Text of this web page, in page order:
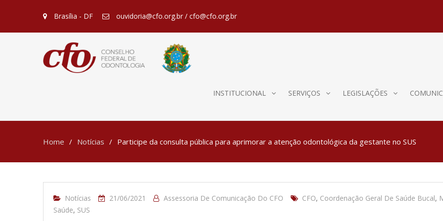
Brasília - DF ouvidoria@cfo.org.br / cfo@cfo.org.br
INSTITUCIONAL SERVIÇOS LEGISLAÇÕES
Home Notícias Participe da consulta pública para aprimorar a atenção odontológica da gestante no SUS
Notícias 21/06/2021 Assessoria De Comunicação Do CFO CFO, Coordenação Geral De Saúde Bucal,
Saúde, SUS